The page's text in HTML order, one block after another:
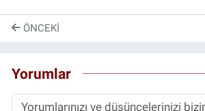
ÖNCEKI
Yorumlar